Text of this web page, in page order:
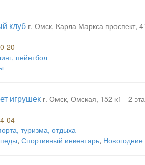
клуб г. Омск, Карла Маркса проспект,
20
пейнтбол
игрушек г. Омск, Омская, 152 к1 - 2
04
туризма, отдыха
, Спортивный инвентарь,